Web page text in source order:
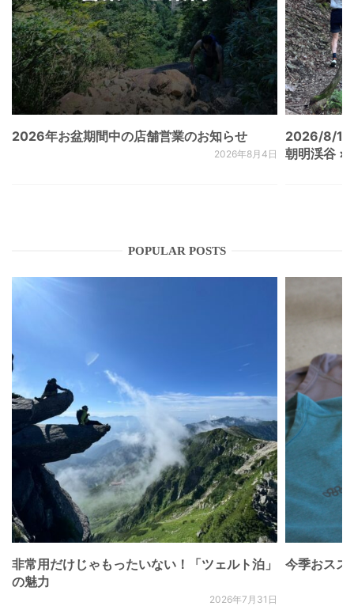
2026年お盆期間中の店舗営業のお知らせ
2026年8月4日
2026/8/
朝明渓谷 ×
POPULAR POSTS
非常用だけじゃもったいない！「ツェルト泊」
の魅力
2026年7月31日
今季おスス